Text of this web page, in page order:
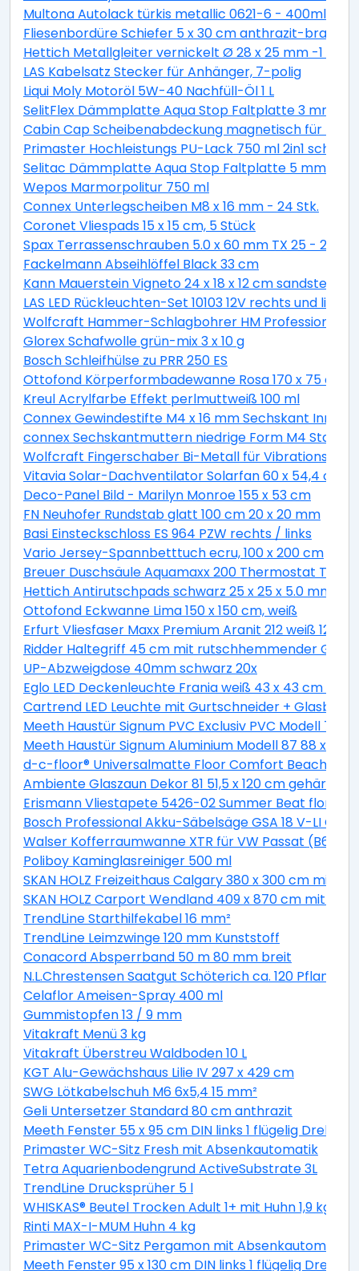
Multona Autolack türkis metallic 0621-6 - 400ml
Fliesenbordüre Schiefer 5 x 30 cm anthrazit-braun
Hettich Metallgleiter vernickelt Ø 28 x 25 mm -1
LAS Kabelsatz Stecker für Anhänger, 7-polig
Liqui Moly Motoröl 5W-40 Nachfüll-Öl 1 L
SelitFlex Dämmplatte Aqua Stop Faltplatte 3 mm
Cabin Cap Scheibenabdeckung magnetisch für
Primaster Hochleistungs PU-Lack 750 ml 2in1
Selitac Dämmplatte Aqua Stop Faltplatte 5 mm
Wepos Marmorpolitur 750 ml
Connex Unterlegscheiben M8 x 16 mm - 24 Stk.
Coronet Vliespads 15 x 15 cm, 5 Stück
Spax Terrassenschrauben 5.0 x 60 mm TX 25 - 200
Fackelmann Abseihlöffel Black 33 cm
Kann Mauerstein Vigneto 24 x 18 x 12 cm
LAS LED Rückleuchten-Set 10103 12V rechts und links
Wolfcraft Hammer-Schlagbohrer HM Professional
Glorex Schafwolle grün-mix 3 x 10 g
Bosch Schleifhülse zu PRR 250 ES
Ottofond Körperformbadewanne Rosa 170 x 75 cm,
Kreul Acrylfarbe Effekt perlmuttweiß 100 ml
Connex Gewindestifte M4 x 16 mm Sechskant Innen
connex Sechskantmuttern niedrige Form M4 Stahl
Wolfcraft Fingerschaber Bi-Metall für
Vitavia Solar-Dachventilator Solarfan 60 x 54,4 cm
Deco-Panel Bild - Marilyn Monroe 155 x 53 cm
FN Neuhofer Rundstab glatt 100 cm 20 x 20 mm
Basi Einsteckschloss ES 964 PZW rechts / links
Vario Jersey-Spannbetttuch ecru, 100 x 200 cm
Breuer Duschsäule Aquamaxx 200 Thermostat
Hettich Antirutschpads schwarz 25 x 25 x 5.0 mm -
Ottofond Eckwanne Lima 150 x 150 cm, weiß
Erfurt Vliesfaser Maxx Premium Aranit 212 weiß 12,5 x
Ridder Haltegriff 45 cm mit rutschhemmender
UP-Abzweigdose 40mm schwarz 20x
Eglo LED Deckenleuchte Frania weiß 43 x 43 cm
Cartrend LED Leuchte mit Gurtschneider +
Meeth Haustür Signum PVC Exclusiv PVC Modell 70
Meeth Haustür Signum Aluminium Modell 87 88 x 200
d-c-floor® Universalmatte Floor Comfort
Ambiente Glaszaun Dekor 81 51,5 x 120 cm
Erismann Vliestapete 5426-02 Summer Beat floral
Bosch Professional Akku-Säbelsäge GSA 18 V-LI C
Walser Kofferraumwanne XTR für VW Passat (B6)
Poliboy Kaminglasreiniger 500 ml
SKAN HOLZ Freizeithaus Calgary 380 x 300 cm mit 2.
SKAN HOLZ Carport Wendland 409 x 870 cm mit
TrendLine Starthilfekabel 16 mm²
TrendLine Leimzwinge 120 mm Kunststoff
Conacord Absperrband 50 m 80 mm breit
N.L.Chrestensen Saatgut Schöterich ca. 120 Pflanzen
Celaflor Ameisen-Spray 400 ml
Gummistopfen 13 / 9 mm
Vitakraft Menü 3 kg
Vitakraft Überstreu Waldboden 10 L
KGT Alu-Gewächshaus Lilie IV 297 x 429 cm
SWG Lötkabelschuh M6 6x5,4 15 mm²
Geli Untersetzer Standard 80 cm anthrazit
Meeth Fenster 55 x 95 cm DIN links 1 flügelig Dreh-
Primaster WC-Sitz Fresh mit Absenkautomatik
Tetra Aquarienbodengrund ActiveSubstrate 3L
TrendLine Drucksprüher 5 l
WHISKAS® Beutel Trocken Adult 1+ mit Huhn 1,9 kg 1,9
Rinti MAX-I-MUM Huhn 4 kg
Primaster WC-Sitz Pergamon mit Absenkautomatik
Meeth Fenster 95 x 130 cm DIN links 1 flügelig Dreh-